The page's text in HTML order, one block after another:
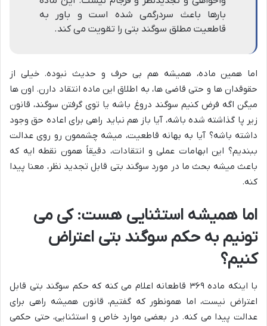
بارها باعث سردرگمی شده است و باور به
قاطعیت مطلق سوگند بتی را تقویت می کند.
اما همین ماده، همیشه هم بی حرف و حدیث نبوده. خیلی از
حقوقدان ها و حتی قاضی ها، به اطلاق این ماده انتقاد دارن. اون ها
میگن اگه فرض کنیم سوگند دروغ باشه یا توی گرفتن سوگند، قانون
زیر پا گذاشته شده باشه، آیا باز هم نباید راهی برای اعاده حق وجود
داشته باشه؟ آیا به بهانه قاطعیت، میشه چشممون رو روی عدالت
ببندیم؟ این ابهامات عملی و انتقادات، دقیقاً همون نقطه ایه که
باعث میشه بحث ما در مورد سوگند بتی قابل تجدید نظر، معنا پیدا
کنه.
اما همیشه استثنایی هست: کی می
تونیم به حکم سوگند بتی اعتراض
کنیم؟
با اینکه ماده ۳۶۹ قاطعانه اعلام می کنه که حکم سوگند بتی قابل
اعتراض نیست، اما همونطور که گفتیم، قانون همیشه راهی برای
عدالت پیدا می کنه. در بعضی موارد خاص و استثنایی، حتی حکمی